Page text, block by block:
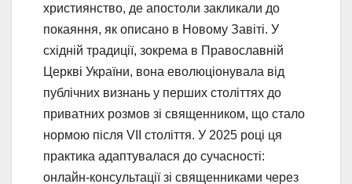
християнство, де апостоли закликали до
покаяння, як описано в Новому Завіті. У
східній традиції, зокрема в Православній
Церкві України, вона еволюціонувала від
публічних визнань у перших століттях до
приватних розмов зі священником, що стало
нормою після VII століття. У 2025 році ця
практика адаптувалася до сучасності:
онлайн-консультації зі священниками через